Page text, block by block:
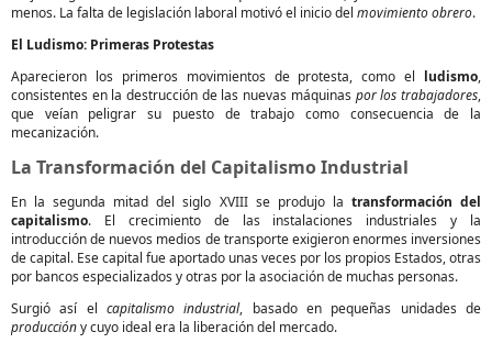
menos. La falta de legislación laboral motivó el inicio del movimiento obrero.
El Ludismo: Primeras Protestas
Aparecieron los primeros movimientos de protesta, como el ludismo,
consistentes en la destrucción de las nuevas máquinas por los trabajadores,
que veían peligrar su puesto de trabajo como consecuencia de la
mecanización.
La Transformación del Capitalismo Industrial
En la segunda mitad del siglo XVIII se produjo la transformación del
capitalismo. El crecimiento de las instalaciones industriales y la
introducción de nuevos medios de transporte exigieron enormes inversiones
de capital. Ese capital fue aportado unas veces por los propios Estados, otras
por bancos especializados y otras por la asociación de muchas personas.
Surgió así el capitalismo industrial, basado en pequeñas unidades de
produccióny cuyo ideal era la liberación del mercado.